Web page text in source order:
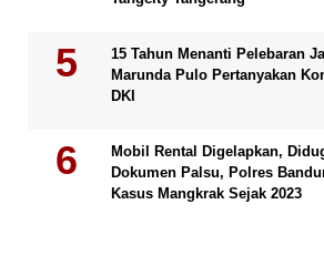
15 Tahun Menanti Pelebaran
Marunda Pulo Pertanyakan
DKI
Mobil Rental Digelapkan,
Dokumen Palsu, Polres
Kasus Mangkrak Sejak 2023